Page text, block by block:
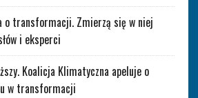
o transformacji. Zmierzą się w niej
i eksperci
Koalicja Klimatyczna apeluje o
w transformacji